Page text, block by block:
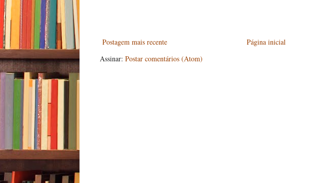
Postagem mais recente
Página inicial
Assinar: Postar comentários (Atom)